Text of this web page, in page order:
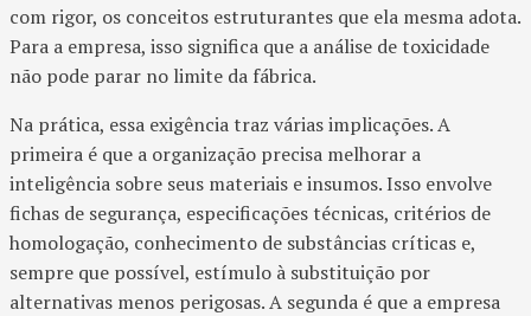
com rigor, os conceitos estruturantes que ela mesma adota.
Para a empresa, isso significa que a análise de toxicidade
não pode parar no limite da fábrica.
Na prática, essa exigência traz várias implicações. A
primeira é que a organização precisa melhorar a
inteligência sobre seus materiais e insumos. Isso envolve
fichas de segurança, especificações técnicas, critérios de
homologação, conhecimento de substâncias críticas e,
sempre que possível, estímulo à substituição por
alternativas menos perigosas. A segunda é que a empresa